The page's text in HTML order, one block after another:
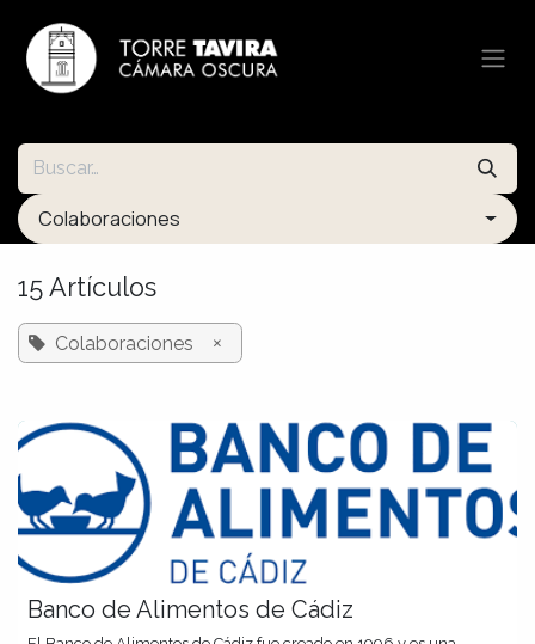
Colaboraciones
15 Artículos
Colaboraciones ×
Banco de Alimentos de Cádiz